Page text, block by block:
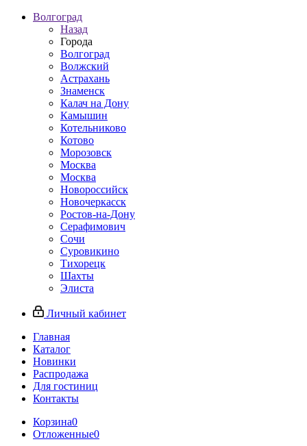
Волгоград
Назад
Города
Волгоград
Волжский
Астрахань
Знаменск
Калач на Дону
Камышин
Котельниково
Котово
Морозовск
Москва
Москва
Новороссийск
Новочеркасск
Ростов-на-Дону
Серафимович
Сочи
Суровикино
Тихорецк
Шахты
Элиста
Личный кабинет
Главная
Каталог
Новинки
Распродажа
Для гостиниц
Контакты
Корзина0
Отложенные0